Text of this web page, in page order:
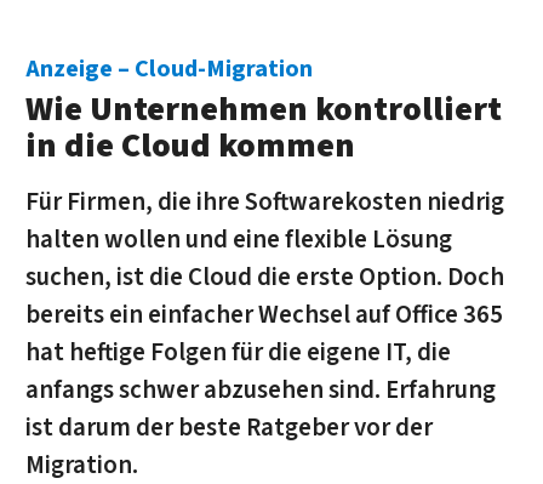
Cloud-Migration
Wie Unter­nehmen kon­trolliert
in die Cloud kommen
Für Firmen, die ihre Software­kosten niedrig
halten wollen und eine flexible Lösung
suchen, ist die Cloud die erste Option. Doch
bereits ein ein­facher Wechsel auf Office 365
hat heftige Folgen für die eigene IT, die
anfangs schwer ab­zusehen sind. Erfahrung
ist darum der beste Rat­geber vor der
Migration.